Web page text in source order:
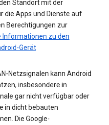
Standort mit der
die Apps und Dienste auf
Berechtigungen zur
Informationen zu den
Gerät
Netzsignalen kann Android
insbesondere in
gar nicht verfügbar oder
in dicht bebauten
Die Google-